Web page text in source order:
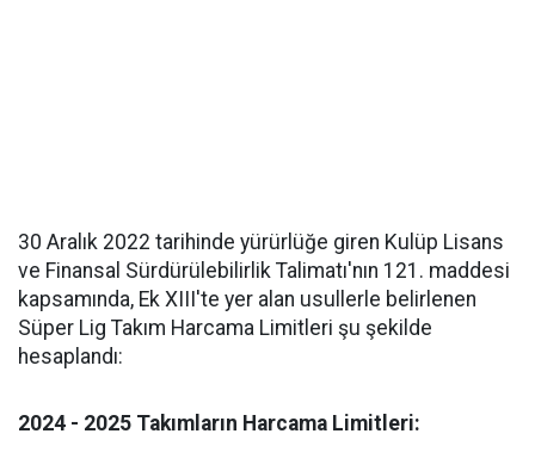
30 Aralık 2022 tarihinde yürürlüğe giren Kulüp Lisans
ve Finansal Sürdürülebilirlik Talimatı'nın 121. maddesi
kapsamında, Ek XIII'te yer alan usullerle belirlenen
Süper Lig Takım Harcama Limitleri şu şekilde
hesaplandı:
2024 - 2025 Takımların Harcama Limitleri: